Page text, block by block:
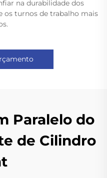
na durabilidade dos
os turnos de trabalho mais
Paralelo do
de Cilindro